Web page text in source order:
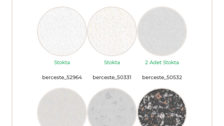
Stokta Stokta 2 Adet Stokta
berceste_52964 berceste_50331 berceste_50532